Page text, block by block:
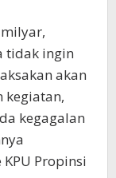
tidak ingin
akan
kegiatan,
kegagalan
Propinsi